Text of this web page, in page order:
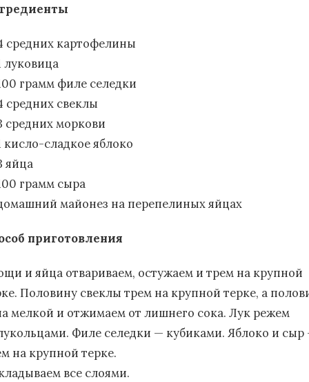
средних картофелины
луковица
грамм филе селедки
средних свеклы
средних моркови
кисло-сладкое яблоко
яйца
грамм сыра
майонез на перепелиных яйцах
приготовления
и яйца отвариваем, остужаем и трем на крупной
Половину свеклы трем на крупной терке, а
мелкой и отжимаем от лишнего сока. Лук режем
Филе селедки — кубиками. Яблоко и сыр
на крупной терке.
все слоями.